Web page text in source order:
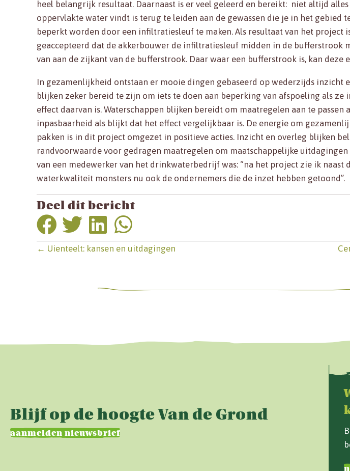
heel belangrijk resultaat. Daarnaast is er veel geleerd en bereikt: niet altijd
oppervlakte water vindt is terug te leiden aan de gewassen die je in het gebied
beperkt worden door een infiltratiesleuf te maken. Als resultaat van het project
geaccepteerd dat de akkerbouwer de infiltratiesleuf midden in de bufferstrook
van aan de zijkant van de bufferstrook. Daar waar een bufferstrook is, kan deze
In gezamenlijkheid ontstaan er mooie dingen gebaseerd op wederzijds inzicht
blijken zeker bereid te zijn om iets te doen aan beperking van afspoeling als ze
effect daarvan is. Waterschappen blijken bereidt om maatregelen aan te passen
inpasbaarheid als blijkt dat het effect vergelijkbaar is. De energie om
pakken is in dit project omgezet in positieve acties. Inzicht en overleg blijken
randvoorwaarde voor gedragen maatregelen om maatschappelijke uitdagingen
van een medewerker van het drinkwaterbedrijf was: “na het project zie ik naast
waterkwaliteit monsters nu ook de ondernemers die de inzet hebben getoond”.
Deel dit bericht
Posts
navigation
← Uienteelt: kansen en uitdagingen
Blijf op de hoogte Van de Grond
aanmelden nieuwsbrief